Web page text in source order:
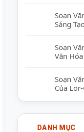
Soạn
Sáng
Soạn
Văn
Soạn
Của
DANH MỤC